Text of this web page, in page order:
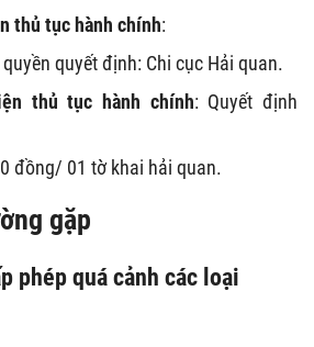
thủ tục hành chính:
quyết định: Chi cục Hải quan.
thủ tục hành chính: Quyết định
đồng/ 01 tờ khai hải quan.
gặp
phép quá cảnh các loại